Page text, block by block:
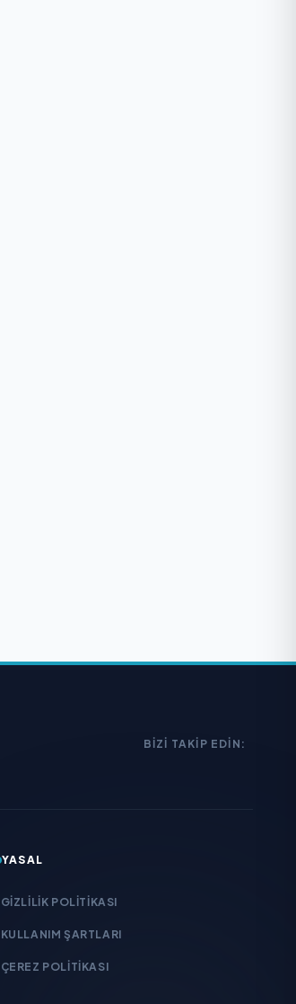
BIZI TAKIP EDIN:
YASAL
GIZLILIK POLITIKASI
KULLANIM ŞARTLARI
ÇEREZ POLITIKASI